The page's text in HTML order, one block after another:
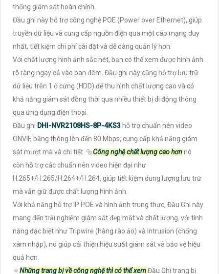
thống giám sát hoàn chỉnh.
Đầu ghi này hỗ trợ công nghệ POE (Power over Ethernet), giúp
truyền dữ liệu và cung cấp nguồn điện qua một cáp mạng duy
nhất, tiết kiệm chi phí cài đặt và dễ dàng quản lý hơn.
Với chất lượng hình ảnh sắc nét, bạn có thể xem được hình ảnh
rõ ràng ngay cả vào ban đêm. Đầu ghi này cũng hỗ trợ lưu trữ
dữ liệu trên 1 ổ cứng (HDD) để thu hình chất lượng cao và có
khả năng giám sát đồng thời qua nhiều thiết bị di động thông
qua ứng dụng điện thoại.
Đầu ghi DHI-NVR2108HS-8P-4KS3 hỗ trợ chuẩn nén video
ONVIF, băng thông lên đến 80 Mbps, cung cấp khả năng giám
sát mượt mà và chi tiết. 🔩Công nghệ chất lượng cao hơnnó
còn hỗ trợ các chuẩn nén video hiện đại như
H.265+/H.265/H.264+/H.264, giúp tiết kiệm dung lượng lưu trữ
mà vẫn giữ được chất lượng hình ảnh.
Với khả năng hỗ trợ IP POE và hình ảnh trung thực, Đầu Ghi này
mang đến trải nghiệm giám sát đẹp mắt và chất lượng. với tính
năng đặc biệt như Tripwire (hàng rào ảo) và Intrusion (chống
xâm nhập), nó giúp cải thiện hiệu suất giám sát và bảo vệ hiệu
quả hơn.
🔅Những trang bị về công nghệ thì có thể xemĐầu Ghi trang bị